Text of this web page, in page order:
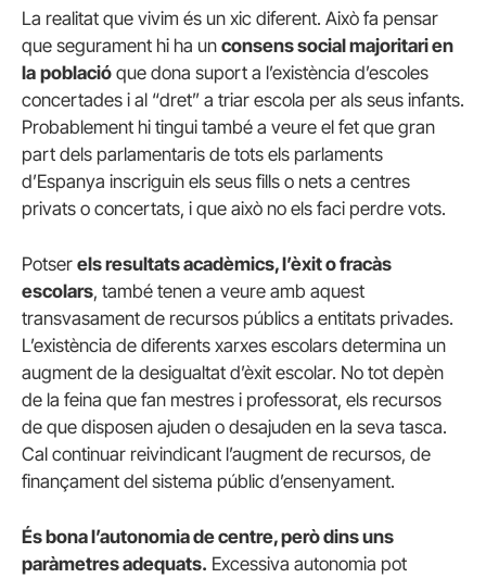
La realitat que vivim és un xic diferent. Això fa pensar
que segurament hi ha un consens social majoritari en
la població que dona suport a l’existència d’escoles
concertades i al “dret” a triar escola per als seus infants.
Probablement hi tingui també a veure el fet que gran
part dels parlamentaris de tots els parlaments
d’Espanya inscriguin els seus fills o nets a centres
privats o concertats, i que això no els faci perdre vots.
Potser els resultats acadèmics, l’èxit o fracàs
escolars, també tenen a veure amb aquest
transvasament de recursos públics a entitats privades.
L’existència de diferents xarxes escolars determina un
augment de la desigualtat d’èxit escolar. No tot depèn
de la feina que fan mestres i professorat, els recursos
de que disposen ajuden o desajuden en la seva tasca.
Cal continuar reivindicant l’augment de recursos, de
finançament del sistema públic d’ensenyament.
És bona l’autonomia de centre, però dins uns
paràmetres adequats. Excessiva autonomia pot